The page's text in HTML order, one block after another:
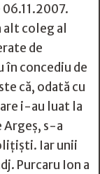
06.11.2007.
coleg al
de
în concediu de
că, odată cu
i-au luat la
Argeș, s-a
Iar unii
Purcaru Ion a